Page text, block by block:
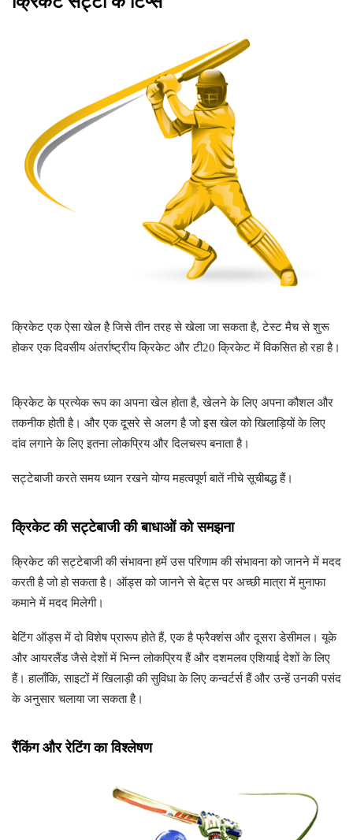
क्रिकेट एक ऐसा खेल है जिसे तीन तरह से खेला जा सकता है, टेस्ट मैच से शुरू
होकर एक दिवसीय अंतर्राष्ट्रीय क्रिकेट और टी20 क्रिकेट में विकसित हो रहा है।
क्रिकेट के प्रत्येक रूप का अपना खेल होता है, खेलने के लिए अपना कौशल और
तकनीक होती है। और एक दूसरे से अलग है जो इस खेल को खिलाड़ियों के लिए
दांव लगाने के लिए इतना लोकप्रिय और दिलचस्प बनाता है।
सट्टेबाजी करते समय ध्यान रखने योग्य महत्वपूर्ण बातें नीचे सूचीबद्ध हैं।
क्रिकेट की सट्टेबाजी की बाधाओं को समझना
क्रिकेट की सट्टेबाजी की संभावना हमें उस परिणाम की संभावना को जानने में मदद
करती है जो हो सकता है। ऑड्स को जानने से बेट्स पर अच्छी मात्रा में मुनाफा
कमाने में मदद मिलेगी।
बेटिंग ऑड्स में दो विशेष प्रारूप होते हैं, एक है फ्रैक्शंस और दूसरा डेसीमल। यूके
और आयरलैंड जैसे देशों में भिन्न लोकप्रिय हैं और दशमलव एशियाई देशों के लिए
हैं। हालाँकि, साइटों में खिलाड़ी की सुविधा के लिए कन्वर्टर्स हैं और उन्हें उनकी पसंद
के अनुसार चलाया जा सकता है।
रैंकिंग और रेटिंग का विश्लेषण